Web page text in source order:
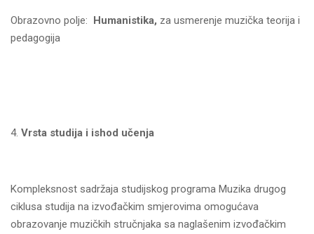
Obrazovno polje: Humanistika, za usmerenje muzička teorija i
pedagogija
Vrsta studija i ishod učenja
Kompleksnost sadržaja studijskog programa Muzika drugog
ciklusa studija na izvođačkim smjerovima omogućava
obrazovanje muzičkih stručnjaka sa naglašenim izvođačkim